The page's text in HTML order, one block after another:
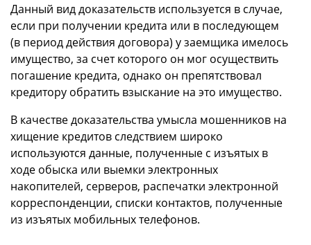
Данный вид доказательств используется в случае,
если при получении кредита или в последующем
(в период действия договора) у заемщика имелось
имущество, за счет которого он мог осуществить
погашение кредита, однако он препятствовал
кредитору обратить взыскание на это имущество.
В качестве доказательства умысла мошенников на
хищение кредитов следствием широко
используются данные, полученные с изъятых в
ходе обыска или выемки электронных
накопителей, серверов, распечатки электронной
корреспонденции, списки контактов, полученные
из изъятых мобильных телефонов.